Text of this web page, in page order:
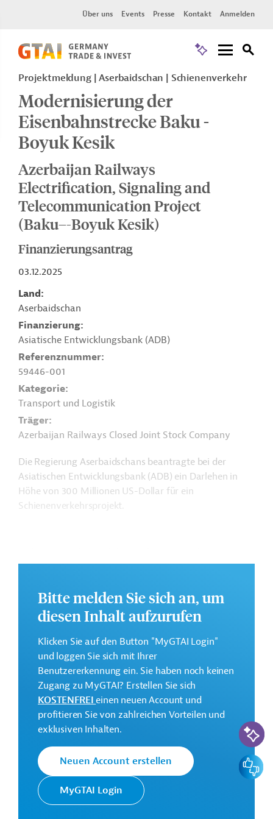
Über uns Events Presse Kontakt Anmelden
Projektmeldung Aserbaidschan Schienenverkehr
Modernisierung der
Eisenbahnstrecke Baku -
Boyuk Kesik
Azerbaijan Railways
Electrification, Signaling and
Telecommunication Project
(Baku–-Boyuk Kesik)
Finanzierungsantrag
03.12.2025
Land
Aserbaidschan
Finanzierung
Asiatische Entwicklungsbank (ADB)
Referenznummer
59446-001
Kategorie
Transport und Logistik
Träger
Azerbaijan Railways Closed Joint Stock Company
Die Regierung Aserbaidschans beantragte bei der
Asiatischen Entwicklungsbank (ADB) ein Darlehen in
Höhe von 300 Millionen US-Dollar für ein
Schienenverkehrsprojekt.
Installation von Elektrifizierungs- und
entlang der Eisenbahnstrecke Baku – Boyuk Kesik.
Weitere Informationen zu dem geplanten
.
GTAI informiert über die ADB: Schwerpunkte,
Regularien und praktische Hinweise zur
Geschäftsanbahnung.
Geberbeitrag:
300 Millionen US-Dollar (Darlehen; beantragt)
Kontaktadressen
Bitte melden Sie sich an, um
diesen Inhalt aufzurufen
Klicken Sie auf den Button "MyGTAI Login"
und loggen Sie sich mit Ihrer
Benutzererkennung ein. Sie haben noch keinen
Zugang zu MyGTAI? Erstellen Sie sich
KOSTENFREIeinen neuen Account und
profitieren Sie von zahlreichen Vorteilen und
exklusiven Inhalten.
Neuen Account erstellen
MyGTAI Login
KI-